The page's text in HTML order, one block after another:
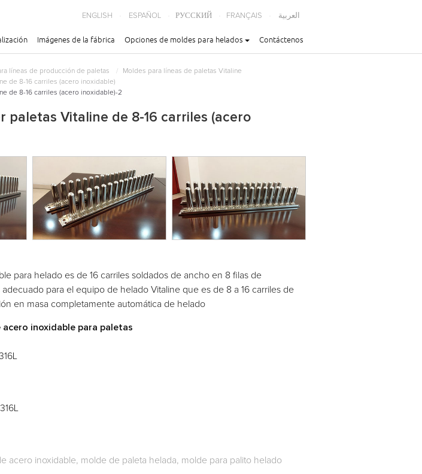
ENGLISH ESPAÑOL РУССКИЙ FRANÇAIS العربية
Imágenes de la fábrica Opciones de moldes para helados Contáctenos
líneas de producción de paletas
Moldes para líneas de paletas Vitaline
de 8-16 carriles (acero inoxidable)
de 8-16 carriles (acero inoxidable)-2
paletas Vitaline de 8-16 carriles (acero
para helado es de 16 carriles soldados de ancho en 8 filas de
para el equipo de helado Vitaline que es de 8 a 16 carriles de
en masa completamente automática de helado
inoxidable para paletas
acero inoxidable, molde de paleta helada, molde para palito helado